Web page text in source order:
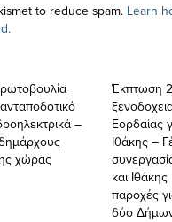
to reduce spam. Learn
–
χώρας
Έκπτωση
Εορδαίας
Ιθάκης –
και
παροχές
δύο